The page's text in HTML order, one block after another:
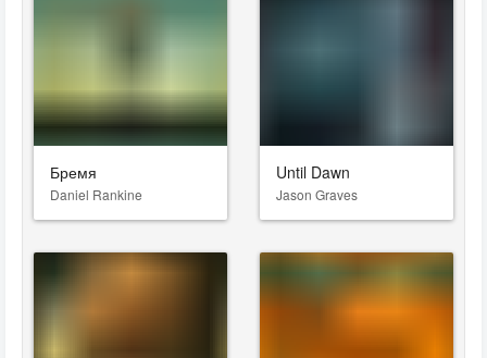
Бремя
Daniel Rankine
Until Dawn
Jason Graves